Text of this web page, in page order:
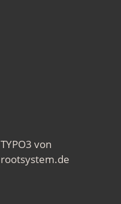
TYPO3 von
rootsystem.de